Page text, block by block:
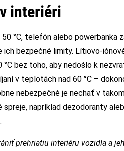
v interiéri
°C, telefón alebo powerbanka
ich bezpečné limity. Lítiovo-
bez toho, aby nedošlo k
v teplotách nad 60 °C –
nebezpečné je nechať v
napríklad dezodoranty
prehriatiu interiéru vozidla a